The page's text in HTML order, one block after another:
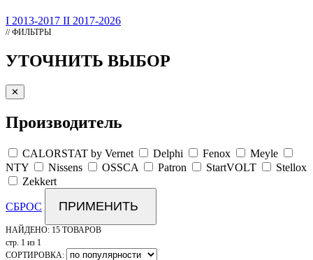
I 2013-2017 II 2017-2026
// ФИЛЬТРЫ
УТОЧНИТЬ ВЫБОР
✕
Производитель
CALORSTAT by Vernet Delphi Fenox
Meyle
NTY
Nissens OSSCA Patron StartVOLT
Stellox
Zekkert
СБРОС ПРИМЕНИТЬ
НАЙДЕНО: 15 ТОВАРОВ
стр. 1 из 1
СОРТИРОВКА: